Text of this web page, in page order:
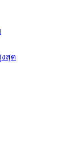
สุด